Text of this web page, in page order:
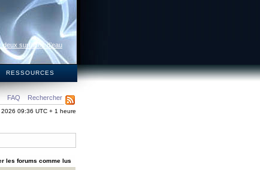
surfaces d’eau
RESSOURCES
FAQ Rechercher
09:36 UTC + 1 heure
les forums comme lus